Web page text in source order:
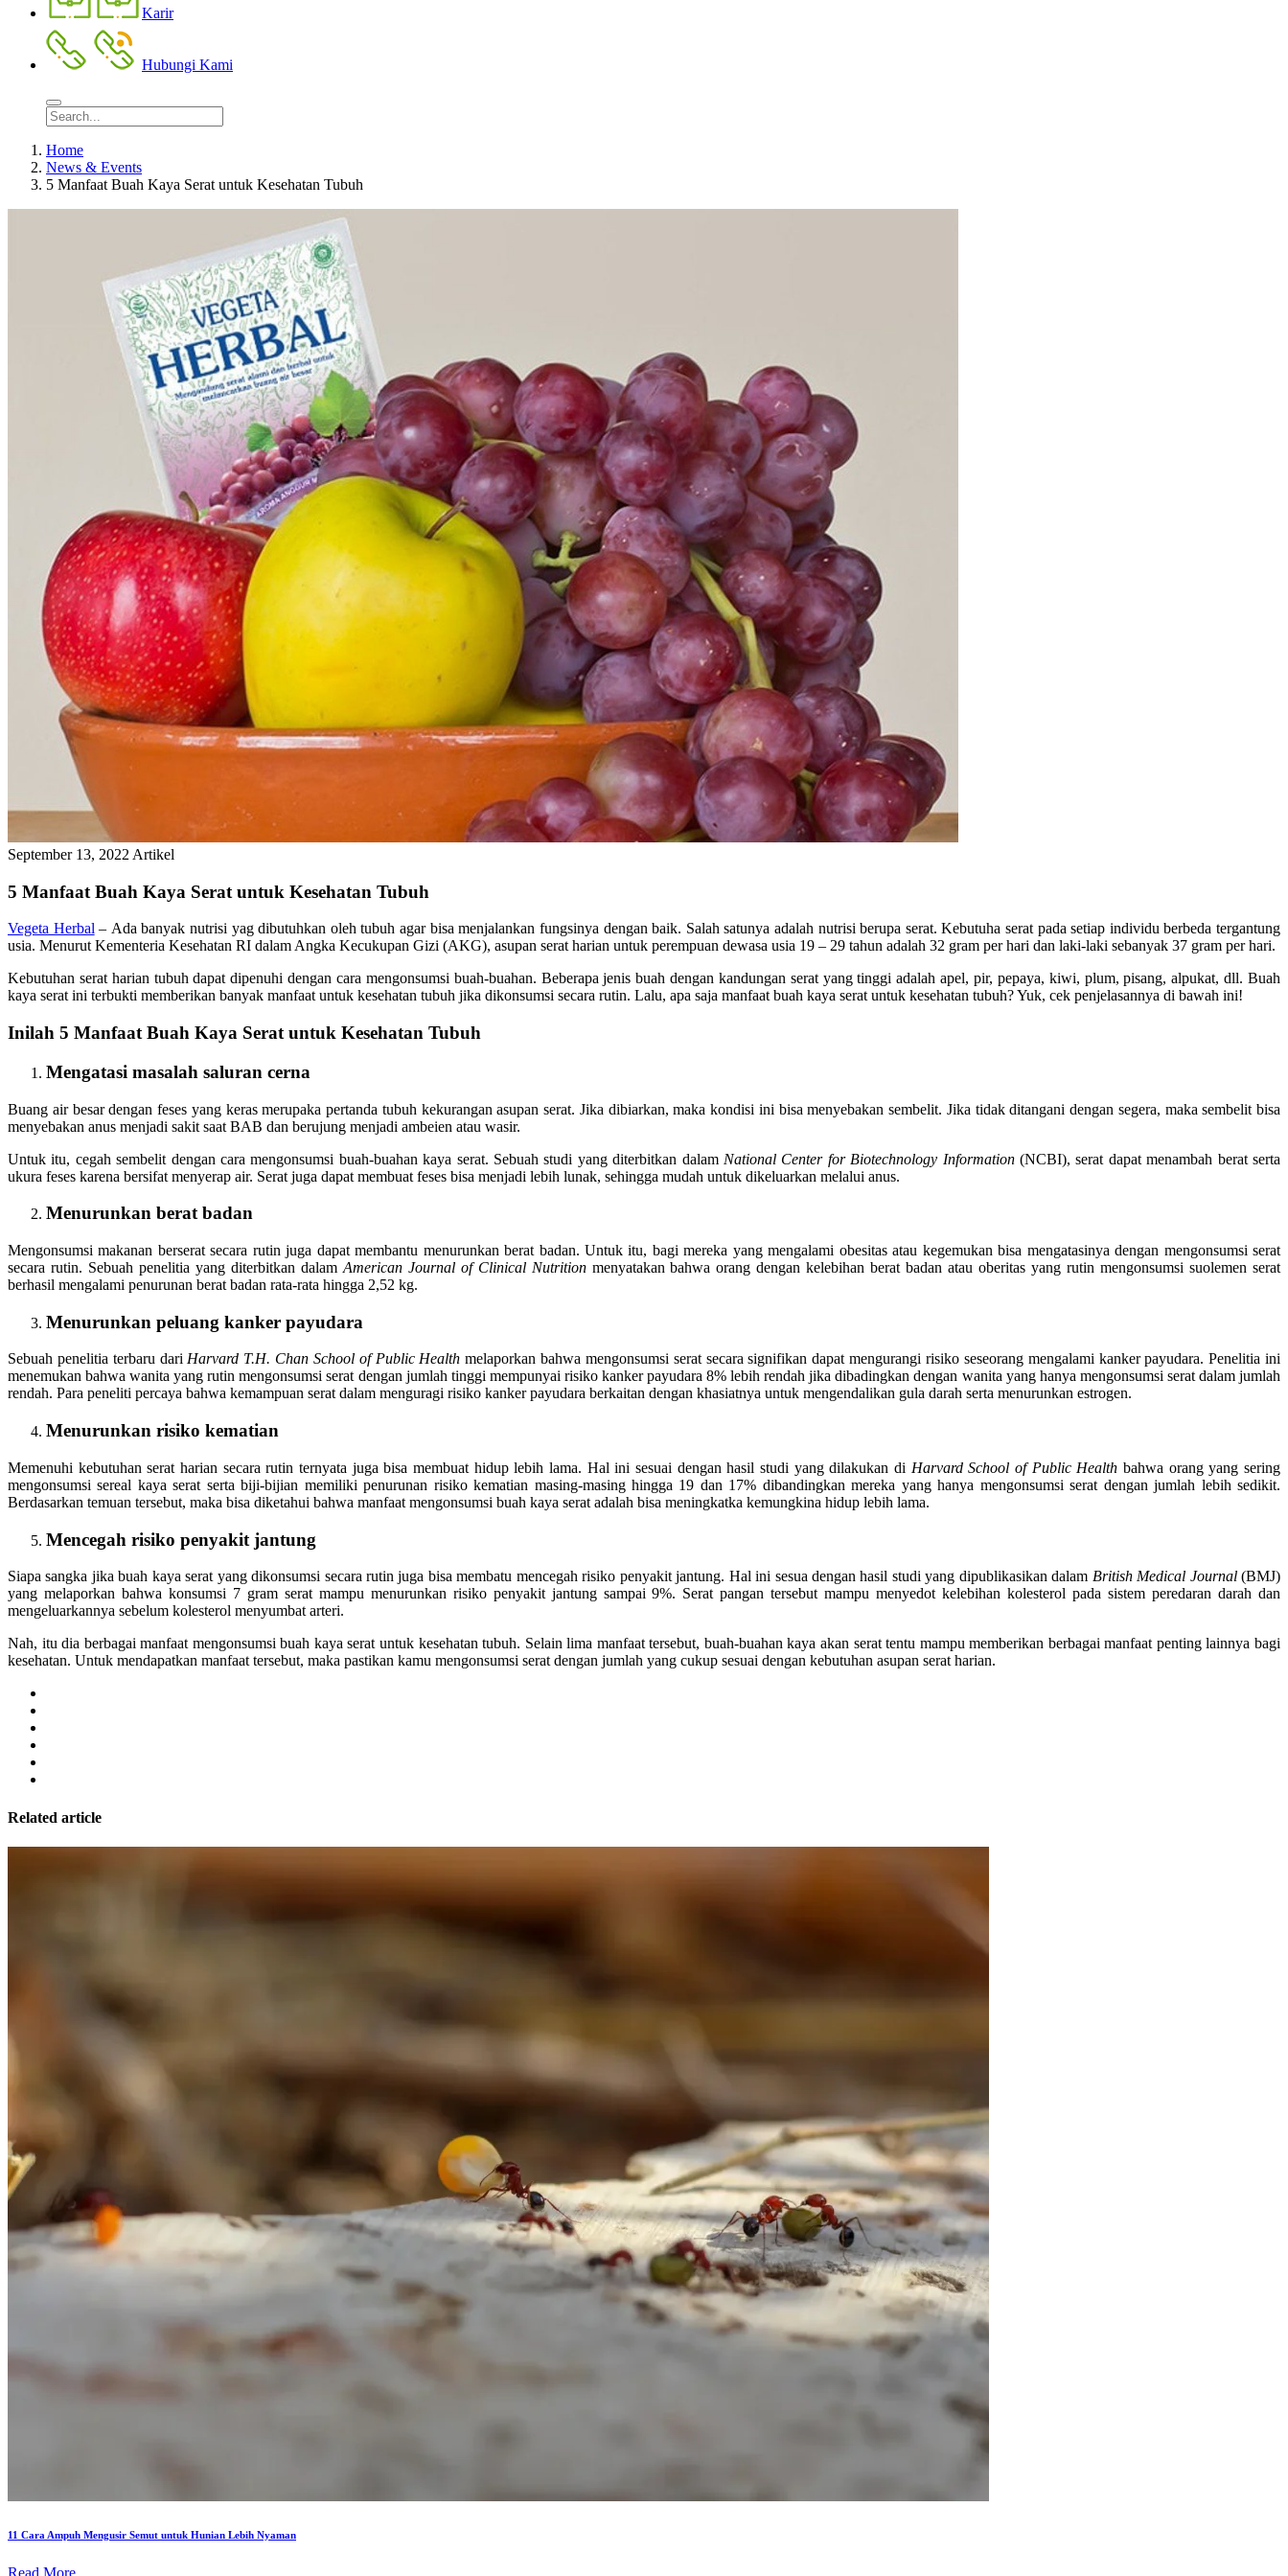
Karir
Hubungi Kami
Home
News & Events
5 Manfaat Buah Kaya Serat untuk Kesehatan Tubuh
September 13, 2022 Artikel
5 Manfaat Buah Kaya Serat untuk Kesehatan Tubuh
Vegeta Herbal– Ada banyak nutrisi yag dibutuhkan oleh tubuh agar bisa menjalankan fungsinya dengan baik. Salah satunya adalah nutrisi berupa serat. Kebutuha serat pada setiap individu berbeda tergantung
usia. Menurut Kementeria Kesehatan RI dalam Angka Kecukupan Gizi (AKG), asupan serat harian untuk perempuan dewasa usia 19 – 29 tahun adalah 32 gram per hari dan laki-laki sebanyak 37 gram per hari.
Kebutuhan serat harian tubuh dapat dipenuhi dengan cara mengonsumsi buah-buahan. Beberapa jenis buah dengan kandungan serat yang tinggi adalah apel, pir, pepaya, kiwi, plum, pisang, alpukat, dll. Buah
kaya serat ini terbukti memberikan banyak manfaat untuk kesehatan tubuh jika dikonsumsi secara rutin. Lalu, apa saja manfaat buah kaya serat untuk kesehatan tubuh? Yuk, cek penjelasannya di bawah ini!
Inilah 5 Manfaat Buah Kaya Serat untuk Kesehatan Tubuh
Mengatasi masalah saluran cerna
Buang air besar dengan feses yang keras merupaka pertanda tubuh kekurangan asupan serat. Jika dibiarkan, maka kondisi ini bisa menyebakan sembelit. Jika tidak ditangani dengan segera, maka sembelit bisa
menyebakan anus menjadi sakit saat BAB dan berujung menjadi ambeien atau wasir.
Untuk itu, cegah sembelit dengan cara mengonsumsi buah-buahan kaya serat. Sebuah studi yang diterbitkan dalam National Center for Biotechnology Information(NCBI), serat dapat menambah berat serta
ukura feses karena bersifat menyerap air. Serat juga dapat membuat feses bisa menjadi lebih lunak, sehingga mudah untuk dikeluarkan melalui anus.
Menurunkan berat badan
Mengonsumsi makanan berserat secara rutin juga dapat membantu menurunkan berat badan. Untuk itu, bagi mereka yang mengalami obesitas atau kegemukan bisa mengatasinya dengan mengonsumsi serat
secara rutin. Sebuah penelitia yang diterbitkan dalam American Journal of Clinical Nutritionmenyatakan bahwa orang dengan kelebihan berat badan atau oberitas yang rutin mengonsumsi suolemen serat
berhasil mengalami penurunan berat badan rata-rata hingga 2,52 kg.
Menurunkan peluang kanker payudara
Sebuah penelitia terbaru dariHarvard T.H. Chan School of Public Health melaporkan bahwa mengonsumsi serat secara signifikan dapat mengurangi risiko seseorang mengalami kanker payudara. Penelitia ini
menemukan bahwa wanita yang rutin mengonsumsi serat dengan jumlah tinggi mempunyai risiko kanker payudara 8% lebih rendah jika dibadingkan dengan wanita yang hanya mengonsumsi serat dalam jumlah
rendah. Para peneliti percaya bahwa kemampuan serat dalam menguragi risiko kanker payudara berkaitan dengan khasiatnya untuk mengendalikan gula darah serta menurunkan estrogen.
Menurunkan risiko kematian
Memenuhi kebutuhan serat harian secara rutin ternyata juga bisa membuat hidup lebih lama. Hal ini sesuai dengan hasil studi yang dilakukan di Harvard School of Public Health bahwa orang yang sering
mengonsumsi sereal kaya serat serta biji-bijian memiliki penurunan risiko kematian masing-masing hingga 19 dan 17% dibandingkan mereka yang hanya mengonsumsi serat dengan jumlah lebih sedikit.
Berdasarkan temuan tersebut, maka bisa diketahui bahwa manfaat mengonsumsi buah kaya serat adalah bisa meningkatka kemungkina hidup lebih lama.
Mencegah risiko penyakit jantung
Siapa sangka jika buah kaya serat yang dikonsumsi secara rutin juga bisa membatu mencegah risiko penyakit jantung. Hal ini sesua dengan hasil studi yang dipublikasikan dalam British Medical Journal(BMJ)
yang melaporkan bahwa konsumsi 7 gram serat mampu menurunkan risiko penyakit jantung sampai 9%. Serat pangan tersebut mampu menyedot kelebihan kolesterol pada sistem peredaran darah dan
mengeluarkannya sebelum kolesterol menyumbat arteri.
Nah, itu dia berbagai manfaat mengonsumsi buah kaya serat untuk kesehatan tubuh. Selain lima manfaat tersebut, buah-buahan kaya akan serat tentu mampu memberikan berbagai manfaat penting lainnya bagi
kesehatan. Untuk mendapatkan manfaat tersebut, maka pastikan kamu mengonsumsi serat dengan jumlah yang cukup sesuai dengan kebutuhan asupan serat harian.
Related article
11 Cara Ampuh Mengusir Semut untuk Hunian Lebih Nyaman
Read More